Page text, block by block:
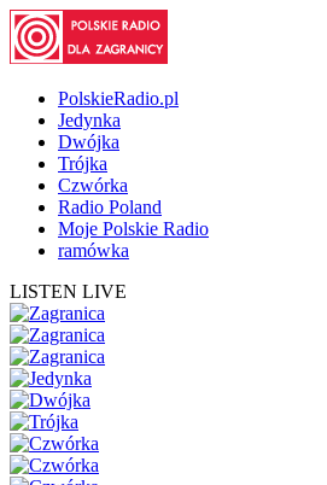
PolskieRadio.pl
Jedynka
Dwójka
Trójka
Czwórka
Radio Poland
Moje Polskie Radio
ramówka
LISTEN LIVE